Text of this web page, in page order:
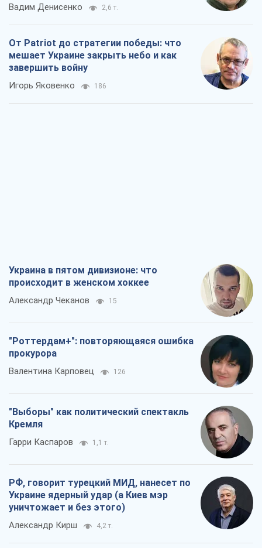
Вадим Денисенко 2,6 т.
От Patriot до стратегии победы: что
мешает Украине закрыть небо и как
завершить войну
Игорь Яковенко 186
Украина в пятом дивизионе: что
происходит в женском хоккее
Александр Чеканов 15
"Роттердам+": повторяющаяся ошибка
прокурора
Валентина Карповец 126
"Выборы" как политический спектакль
Кремля
Гарри Каспаров 1,1 т.
РФ, говорит турецкий МИД, нанесет по
Украине ядерный удар (а Киев мэр
уничтожает и без этого)
Александр Кирш 4,2 т.